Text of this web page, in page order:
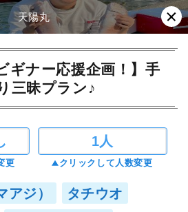
天陽丸
ギナー応援企画！】手
三昧プラン♪
更
1人
クリックして人数変更
アジ）
タチウオ